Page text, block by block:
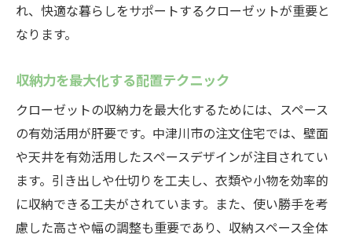
れ、快適な暮らしをサポートするクローゼットが重要と
なります。
収納力を最大化する配置テクニック
クローゼットの収納力を最大化するためには、スペース
の有効活用が肝要です。中津川市の注文住宅では、壁面
や天井を有効活用したスペースデザインが注目されてい
ます。引き出しや仕切りを工夫し、衣類や小物を効率的
に収納できる工夫がされています。また、使い勝手を考
慮した高さや幅の調整も重要であり、収納スペース全体